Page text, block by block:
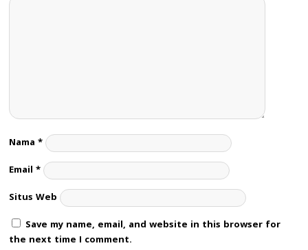
Nama *
Email *
Situs Web
Save my name, email, and website in this browser for
the next time I comment.